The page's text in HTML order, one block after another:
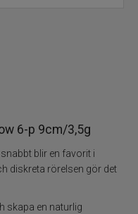
6-p 9cm/3,5g
blir en favorit i
diskreta rörelsen gör det
skapa en naturlig